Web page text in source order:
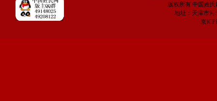
版权所有 中国姓氏
地址：天津市河
京ICP